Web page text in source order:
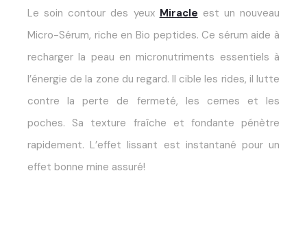
Lesoin contour des yeux Miracle est un nouveau
Micro-Sérum, riche en Bio peptides. Ce sérum aide à
recharger la peau en micronutriments essentiels à
l’énergie de la zone du regard. Il cible les rides, il lutte
contre la perte de fermeté, les cernes et les
poches. Sa texture fraîche et fondante pénètre
rapidement. L’effet lissant est instantané pour un
effet bonne mine assuré!